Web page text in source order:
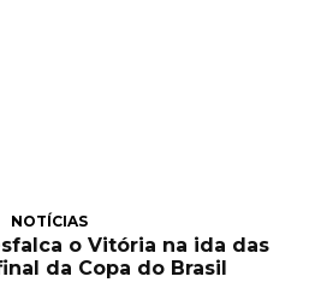
NOTÍCIAS
o Vitória na ida das
da Copa do Brasil